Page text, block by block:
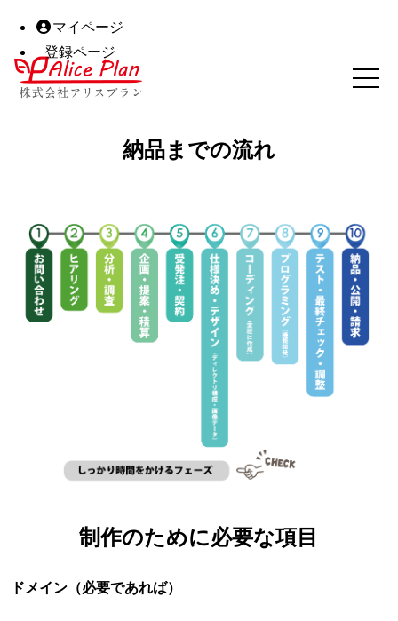
マイページ
登録ページ
納品までの流れ
制作のために必要な項目
ドメイン（必要であれば）